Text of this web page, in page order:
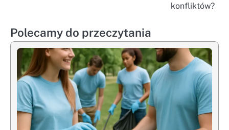
konfliktów?
Polecamy do przeczytania